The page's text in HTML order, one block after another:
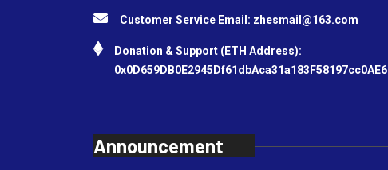
Customer Service Email: zhesmail@163.com
Donation & Support (ETH Address):
0x0D659DB0E2945Df61dbAca31a183F58197cc0AE6
Announcement